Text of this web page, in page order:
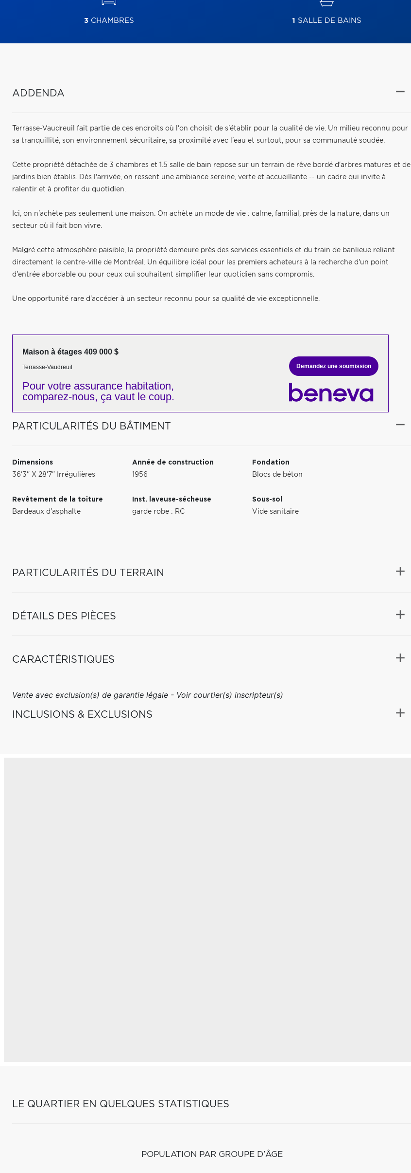
3CHAMBRES 1 SALLE DE BAINS
ADDENDA
Terrasse-Vaudreuil fait partie de ces endroits où l'on choisit de s'établir pour la qualité de vie. Un milieu reconnu pour
sa tranquillité, son environnement sécuritaire, sa proximité avec l'eau et surtout, pour sa communauté soudée.
Cette propriété détachée de 3 chambres et 1.5 salle de bain repose sur un terrain de rêve bordé d'arbres matures et de
jardins bien établis. Dès l'arrivée, on ressent une ambiance sereine, verte et accueillante -- un cadre qui invite à
ralentir et à profiter du quotidien.
Ici, on n'achète pas seulement une maison. On achète un mode de vie : calme, familial, près de la nature, dans un
secteur où il fait bon vivre.
Malgré cette atmosphère paisible, la propriété demeure près des services essentiels et du train de banlieue reliant
directement le centre-ville de Montréal. Un équilibre idéal pour les premiers acheteurs à la recherche d'un point
d'entrée abordable ou pour ceux qui souhaitent simplifier leur quotidien sans compromis.
Une opportunité rare d'accéder à un secteur reconnu pour sa qualité de vie exceptionnelle.
Maison à étages 409 000 $
Terrasse-Vaudreuil
Pour votre assurance habitation,
comparez-nous, ça vaut le coup.
Demandez une soumission
PARTICULARITÉS DU BÂTIMENT
Dimensions
36'3" X 28'7" Irrégulières
Année de construction
1956
Fondation
Blocs de béton
Revêtement de la toiture
Bardeaux d'asphalte
Inst. laveuse-sécheuse
garde robe : RC
Sous-sol
Vide sanitaire
PARTICULARITÉS DU TERRAIN
DÉTAILS DES PIÈCES
CARACTÉRISTIQUES
Vente avec exclusion(s) de garantie légale - Voir courtier(s) inscripteur(s)
INCLUSIONS & EXCLUSIONS
LE QUARTIER EN QUELQUES STATISTIQUES
POPULATION PAR GROUPE D'ÂGE